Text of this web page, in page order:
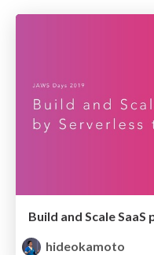
hideokamoto